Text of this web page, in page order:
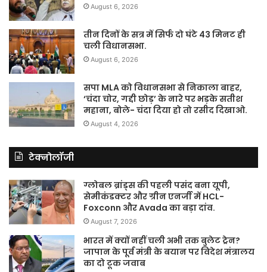
August 6, 2026
तीन दिनों के सत्र में सिर्फ दो घंटे 43 मिनट ही
चली विधानसभा.
August 6, 2026
सपा MLA को विधानसभा से निकाला बाहर,
‘चंदा चोर, गद्दी छोड़’ के नारे पर भड़के सतीश
महाना, बोले- चंदा दिया हो तो रसीद दिखाओ.
August 4, 2026
टेक्नोलॉजी
ग्लोबल ब्रांड्स की पहली पसंद बना यूपी,
सेमीकंडक्टर और ग्रीन एनर्जी में HCL-
Foxconn और Avada का बड़ा दांव.
August 7, 2026
भारत में क्यों नहीं चली अभी तक बुलेट ट्रेन?
जापान के पूर्व मंत्री के बयान पर विदेश मंत्रालय
का दो टूक जवाब